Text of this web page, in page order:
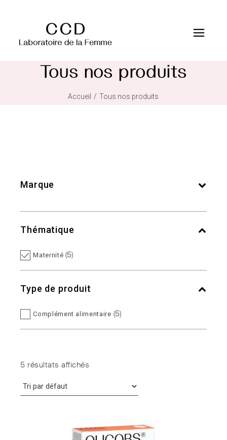
Tous nos produits
Accueil Tous nos produits
5 résultats affichés
Marque
Thématique
Maternité (5)
Type de produit
Complément alimentaire (5)